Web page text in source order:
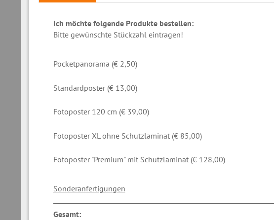
Ich möchte folgende Produkte bestellen:
Bitte gewünschte Stückzahl eintragen!
Pocketpanorama (€ 2,50)
Standardposter (€ 13,00)
Fotoposter 120 cm (€ 39,00)
Fotoposter XL ohne Schutzlaminat (€ 85,00)
Fotoposter "Premium" mit Schutzlaminat (€ 128,00)
Sonderanfertigungen
Gesamt: